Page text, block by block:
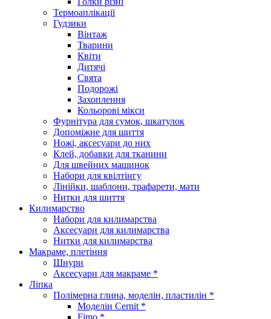
Термоаплікації
Гудзики
Вінтаж
Тварини
Квіти
Дитячі
Свята
Подорожі
Захоплення
Кольорові мікси
Фурнітура для сумок, шкатулок
Допоміжне для шиття
Ножі, аксесуари до них
Клей, добавки для тканини
Для швейних машинок
Набори для квілтінгу
Лінійки, шаблони, трафарети, мати
Нитки для шиття
Килимарство
Набори для килимарства
Аксесуари для килимарства
Нитки для килимарства
Макраме, плетіння
Шнури
Аксесуари для макраме *
Ліпка
Полімерна глина, моделін, пластилін *
Моделін Cernit *
Fimo *